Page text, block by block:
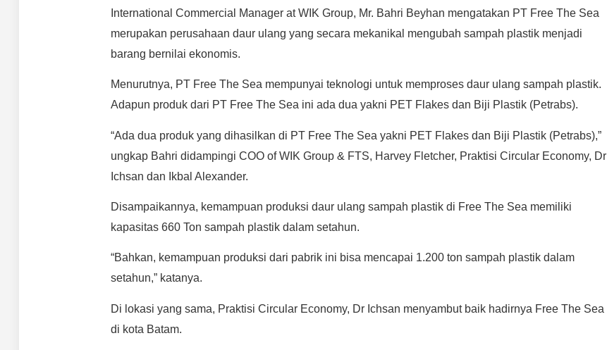
International Commercial Manager at WIK Group, Mr. Bahri Beyhan mengatakan PT Free The Sea
merupakan perusahaan daur ulang yang secara mekanikal mengubah sampah plastik menjadi
barang bernilai ekonomis.
Menurutnya, PT Free The Sea mempunyai teknologi untuk memproses daur ulang sampah plastik.
Adapun produk dari PT Free The Sea ini ada dua yakni PET Flakes dan Biji Plastik (Petrabs).
“Ada dua produk yang dihasilkan di PT Free The Sea yakni PET Flakes dan Biji Plastik (Petrabs),”
ungkap Bahri didampingi COO of WIK Group & FTS, Harvey Fletcher, Praktisi Circular Economy, Dr
Ichsan dan Ikbal Alexander.
Disampaikannya, kemampuan produksi daur ulang sampah plastik di Free The Sea memiliki
kapasitas 660 Ton sampah plastik dalam setahun.
“Bahkan, kemampuan produksi dari pabrik ini bisa mencapai 1.200 ton sampah plastik dalam
setahun,” katanya.
Di lokasi yang sama, Praktisi Circular Economy, Dr Ichsan menyambut baik hadirnya Free The Sea
di kota Batam.